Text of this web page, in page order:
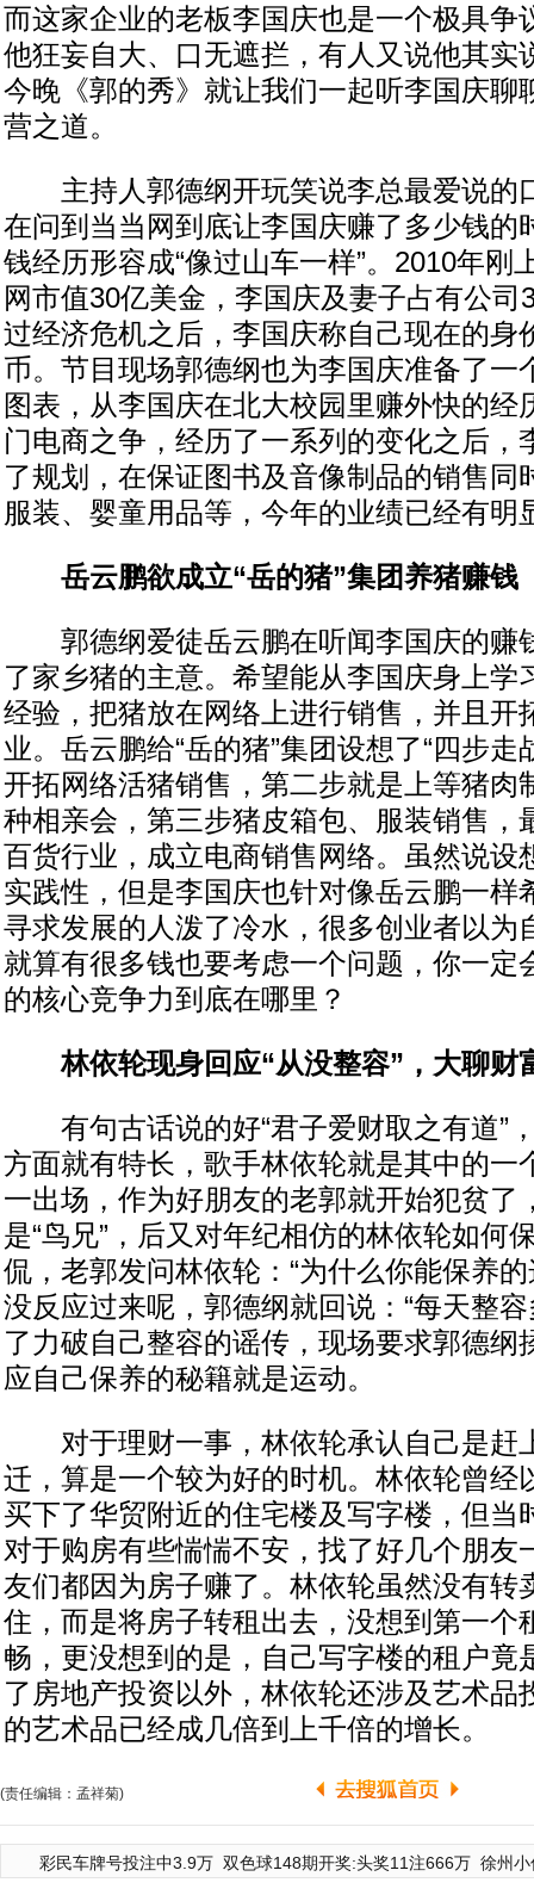
而这家企业的老板李国庆也是一个极具争
他狂妄自大、口无遮拦，有人又说他其实
今晚《郭的秀》就让我们一起听李国庆聊
营之道。
主持人郭德纲开玩笑说李总最爱说的
在问到当当网到底让李国庆赚了多少钱的
钱经历形容成“像过山车一样”。2010年刚
网市值30亿美金，李国庆及妻子占有公司
过经济危机之后，李国庆称自己现在的身
币。节目现场郭德纲也为李国庆准备了一
图表，从李国庆在北大校园里赚外快的经
门电商之争，经历了一系列的变化之后，
了规划，在保证图书及音像制品的销售同
服装、婴童用品等，今年的业绩已经有明
岳云鹏欲成立“岳的猪”集团养猪赚钱
郭德纲爱徒岳云鹏在听闻李国庆的赚
了家乡猪的主意。希望能从李国庆身上学
经验，把猪放在网络上进行销售，并且开
业。岳云鹏给“岳的猪”集团设想了“四步走
开拓网络活猪销售，第二步就是上等猪肉
种相亲会，第三步猪皮箱包、服装销售，
百货行业，成立电商销售网络。虽然说设
实践性，但是李国庆也针对像岳云鹏一样
寻求发展的人泼了冷水，很多创业者以为
就算有很多钱也要考虑一个问题，你一定
的核心竞争力到底在哪里？
林依轮现身回应“从没整容”，大聊财
有句古话说的好“君子爱财取之有道”
方面就有特长，歌手林依轮就是其中的一
一出场，作为好朋友的老郭就开始犯贫了
是“鸟兄”，后又对年纪相仿的林依轮如何
侃，老郭发问林依轮：“为什么你能保养
没反应过来呢，郭德纲就回说：“每天整
了力破自己整容的谣传，现场要求郭德纲
应自己保养的秘籍就是运动。
对于理财一事，林依轮承认自己是赶
迁，算是一个较为好的时机。林依轮曾经
买下了华贸附近的住宅楼及写字楼，但当
对于购房有些惴惴不安，找了好几个朋友
友们都因为房子赚了。林依轮虽然没有转
住，而是将房子转租出去，没想到第一个
畅，更没想到的是，自己写字楼的租户竟
了房地产投资以外，林依轮还涉及艺术品
的艺术品已经成几倍到上千倍的增长。
(责任编辑：孟祥菊)
彩民车牌号投注中3.9万 双色球148期开奖:头奖11注666万 徐州